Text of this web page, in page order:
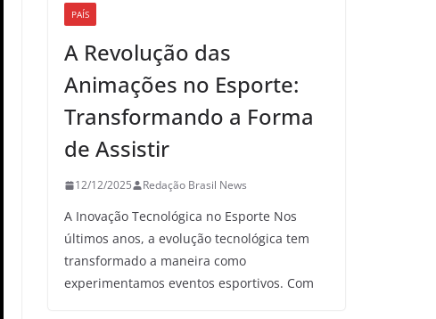
PAÍS
A Revolução das
Animações no Esporte:
Transformando a Forma
de Assistir
12/12/2025 Redação Brasil News
A Inovação Tecnológica no Esporte Nos
últimos anos, a evolução tecnológica tem
transformado a maneira como
experimentamos eventos esportivos. Com